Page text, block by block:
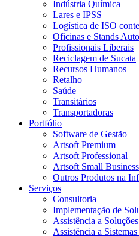
Indústria Química
Lares e IPSS
Logística de ISO
Oficinas e Stands
Profissionais Liberais
Reciclagem de Sucata
Recursos Humanos
Retalho
Saúde
Transitários
Transportadoras
Portfólio
Software de Gestão
Artsoft Premium
Artsoft Professional
Artsoft Small Business
Outros Produtos na
Serviços
Consultoria
Implementação de
Assistência a
Assistência a